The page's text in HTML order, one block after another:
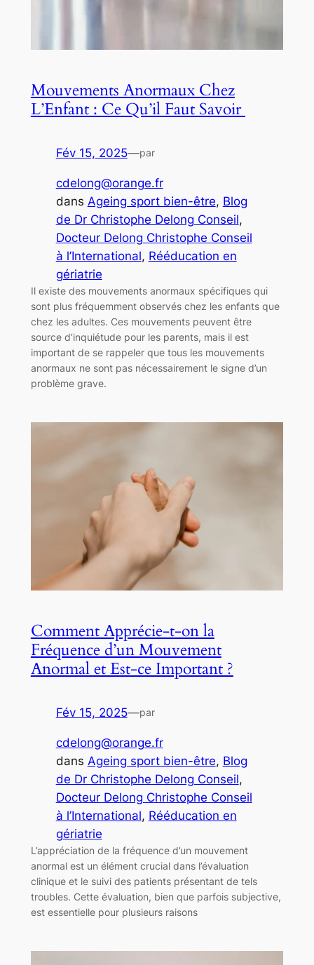
Mouvements Anormaux Chez
L’Enfant : Ce Qu’il Faut Savoir ‍
Fév 15, 2025—par
cdelong@orange.fr
dans Ageing sport bien-être, Blog
de Dr Christophe Delong Conseil
Docteur Delong Christophe Conseil
à l’International, Rééducation en
gériatrie
Il existe des mouvements anormaux spécifiques qui
sont plus fréquemment observés chez les enfants que
chez les adultes. Ces mouvements peuvent être
source d’inquiétude pour les parents, mais il est
important de se rappeler que tous les mouvements
anormaux ne sont pas nécessairement le signe d’un
problème grave.
Comment Apprécie-t-on la
Fréquence d’un Mouvement
Anormal et Est-ce Important ?
Fév 15, 2025—par
cdelong@orange.fr
dans Ageing sport bien-être, Blog
de Dr Christophe Delong Conseil
Docteur Delong Christophe Conseil
à l’International, Rééducation en
gériatrie
L’appréciation de la fréquence d’un mouvement
anormal est un élément crucial dans l’évaluation
clinique et le suivi des patients présentant de tels
troubles. Cette évaluation, bien que parfois subjective,
est essentielle pour plusieurs raisons